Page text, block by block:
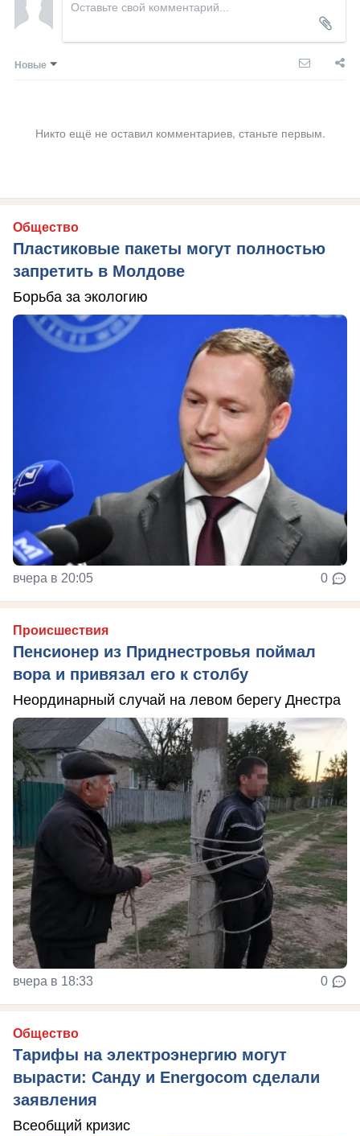
Новые
Никто ещё не оставил комментариев, станьте первым.
Общество
Пластиковые пакеты могут полностью
запретить в Молдове
Борьба за экологию
вчера в 20:05 0
Происшествия
Пенсионер из Приднестровья поймал
вора и привязал его к столбу
Неординарный случай на левом берегу Днестра
вчера в 18:33 0
Общество
Тарифы на электроэнергию могут
вырасти: Санду и Energocom сделали
заявления
Всеобщий кризис